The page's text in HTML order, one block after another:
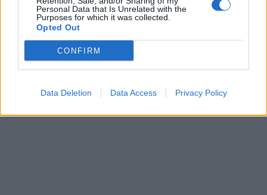
Personal Data that Is Unrelated with the
Purposes for which it was collected.
Opted Out
CONFIRM
Data Deletion Data Access Privacy Policy
quel presidente l'ha salvata e le ha regalato
pagine indimenticabili. «Tempora mutantur, et
nos mutamur in illis»: cambiano i tempi e noi
cambiamo con essi. La vera grandezza, anche
nel calcio, sta nel saper cambiare al